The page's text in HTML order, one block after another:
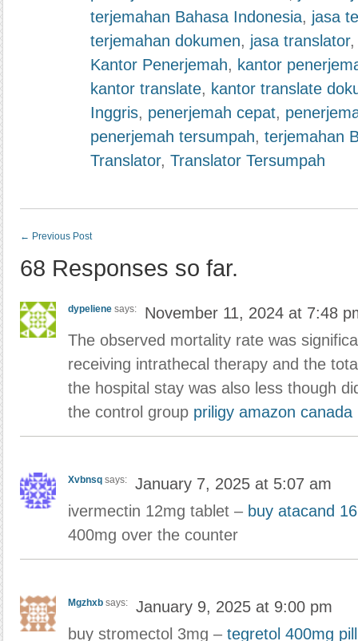
terjemahan Bahasa Indonesia, jasa
terjemahan dokumen, jasa translator
Kantor Penerjemah, kantor
kantor translate, kantor translate
Inggris, penerjemah cepat,
penerjemah tersumpah, terjemahan
Translator, Translator Tersumpah
← Previous Post
68 Responses so far.
dypeliene says:
November 11, 2024 at 7:48
The observed mortality rate was
receiving intrathecal therapy and the
the hospital stay was also less though
the control group priligy amazon canada
Xvbnsq says:
January 7, 2025 at 5:07 am
ivermectin 12mg tablet – buy atacand
400mg over the counter
Mgzhxb says:
January 9, 2025 at 9:00 pm
buy stromectol 3mg – tegretol 400mg pill